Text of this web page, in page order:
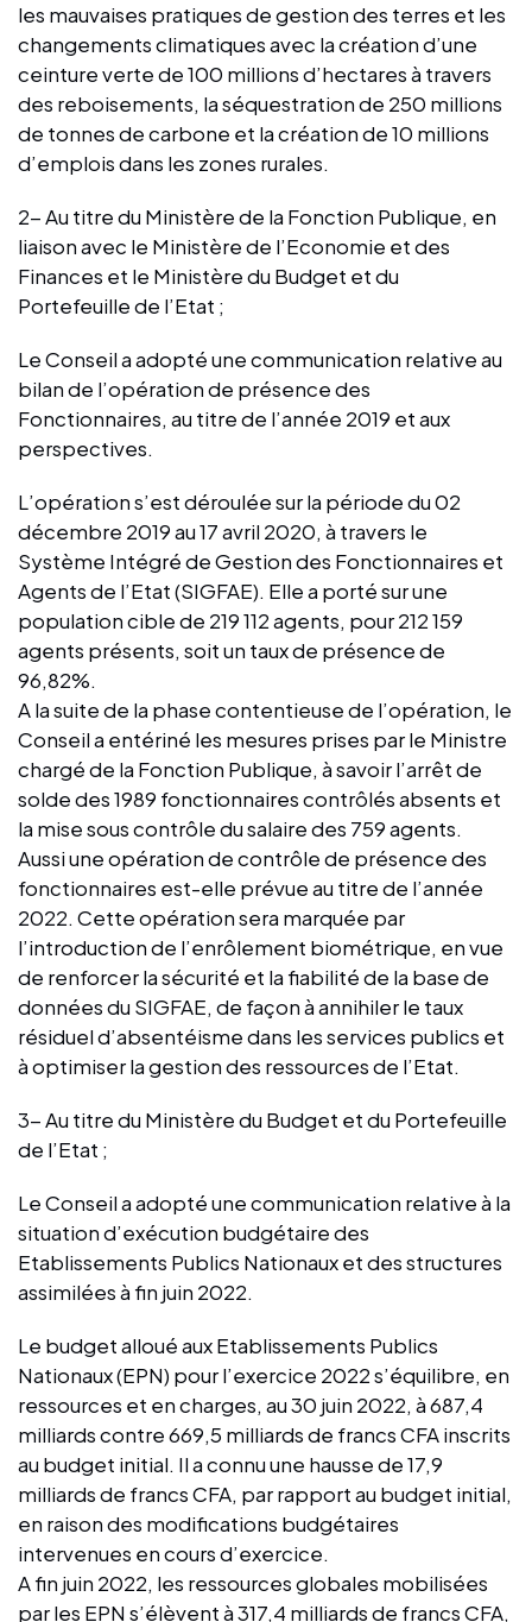
les mauvaises pratiques de gestion des terres et les
changements climatiques avec la création d’une
ceinture verte de 100 millions d’hectares à travers
des reboisements, la séquestration de 250 millions
de tonnes de carbone et la création de 10 millions
d’emplois dans les zones rurales.
2- Au titre du Ministère de la Fonction Publique, en
liaison avec le Ministère de l’Economie et des
Finances et le Ministère du Budget et du
Portefeuille de l’Etat ;
Le Conseil a adopté une communication relative au
bilan de l’opération de présence des
Fonctionnaires, au titre de l’année 2019 et aux
perspectives.
L’opération s’est déroulée sur la période du 02
décembre 2019 au 17 avril 2020, à travers le
Système Intégré de Gestion des Fonctionnaires et
Agents de l’Etat (SIGFAE). Elle a porté sur une
population cible de 219 112 agents, pour 212 159
agents présents, soit un taux de présence de
96,82%.
A la suite de la phase contentieuse de l’opération, le
Conseil a entériné les mesures prises par le Ministre
chargé de la Fonction Publique, à savoir l’arrêt de
solde des 1989 fonctionnaires contrôlés absents et
la mise sous contrôle du salaire des 759 agents.
Aussi une opération de contrôle de présence des
fonctionnaires est-elle prévue au titre de l’année
2022. Cette opération sera marquée par
l’introduction de l’enrôlement biométrique, en vue
de renforcer la sécurité et la fiabilité de la base de
données du SIGFAE, de façon à annihiler le taux
résiduel d’absentéisme dans les services publics et
à optimiser la gestion des ressources de l’Etat.
3- Au titre du Ministère du Budget et du Portefeuille
de l’Etat ;
Le Conseil a adopté une communication relative à la
situation d’exécution budgétaire des
Etablissements Publics Nationaux et des structures
assimilées à fin juin 2022.
Le budget alloué aux Etablissements Publics
Nationaux (EPN) pour l’exercice 2022 s’équilibre, en
ressources et en charges, au 30 juin 2022, à 687,4
milliards contre 669,5 milliards de francs CFA inscrits
au budget initial. Il a connu une hausse de 17,9
milliards de francs CFA, par rapport au budget initial,
en raison des modifications budgétaires
intervenues en cours d’exercice.
A fin juin 2022, les ressources globales mobilisées
par les EPN s’élèvent à 317,4 milliards de francs CFA,